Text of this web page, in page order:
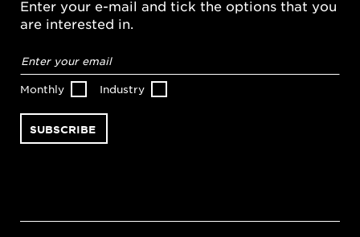
Enter your e-mail and tick the options that you
are interested in.
address*
Monthly Industry